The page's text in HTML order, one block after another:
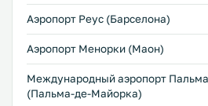
Аэропорт Реус (Барселона)
Аэропорт Менорки (Маон)
Международный аэропорт
(Пальма-де-Майорка)